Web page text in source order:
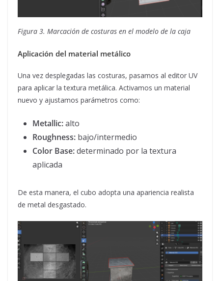
Figura 3. Marcación de costuras en el modelo de la caja
Aplicación del material metálico
Una vez desplegadas las costuras, pasamos al editor UV
para aplicar la textura metálica. Activamos un material
nuevo y ajustamos parámetros como:
Metallic:alto
Roughness: bajo/intermedio
Color Base:determinado por la textura
aplicada
De esta manera, el cubo adopta una apariencia realista
de metal desgastado.